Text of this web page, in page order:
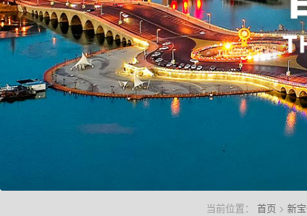
当前位置： 首页 > 新